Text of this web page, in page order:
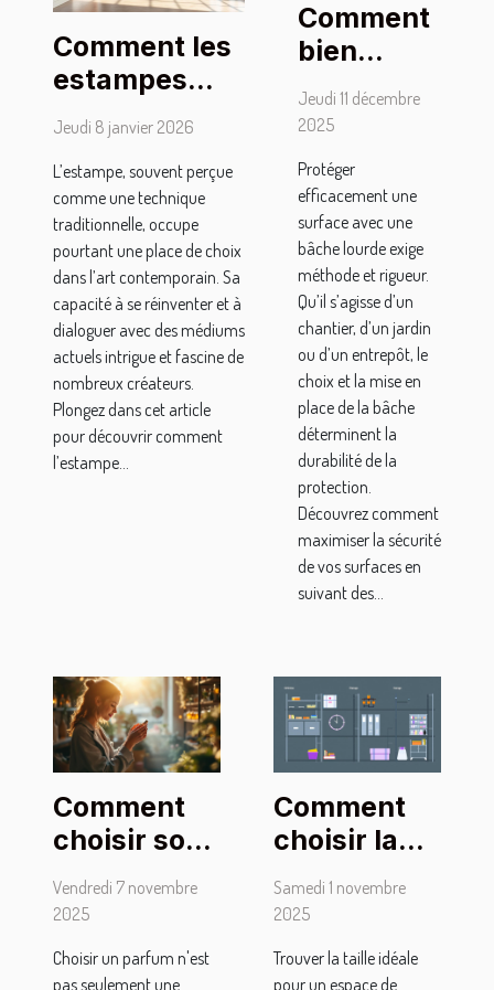
Comment les
estampes
façonnent-
elles l'art
contemporain
?
Jeudi 8 janvier 2026
L’estampe, souvent perçue
comme une technique
traditionnelle, occupe
pourtant une place de choix
dans l’art contemporain. Sa
capacité à se réinventer et à
dialoguer avec des médiums
actuels intrigue et fascine de
nombreux créateurs.
Plongez dans cet article
pour découvrir comment
l’estampe...
Comment
bien
sécuriser
une
avec une
bâche
lourde ?
Jeudi 11 décembre
2025
Protéger
efficacement une
surface avec une
bâche lourde exige
méthode et rigueur.
Qu’il s’agisse d’un
chantier, d’un jardin
ou d’un entrepôt, le
choix et la mise en
place de la bâche
déterminent la
durabilité de la
protection.
Découvrez comment
maximiser la sécurité
de vos surfaces en
suivant des...
Comment
choisir son
parfum
pour
son style
Vendredi 7 novembre
2025
Choisir un parfum n'est
pas seulement une
Comment
choisir la
taille
optimale
espace de
Samedi 1 novembre
2025
Trouver la taille idéale
pour un espace de